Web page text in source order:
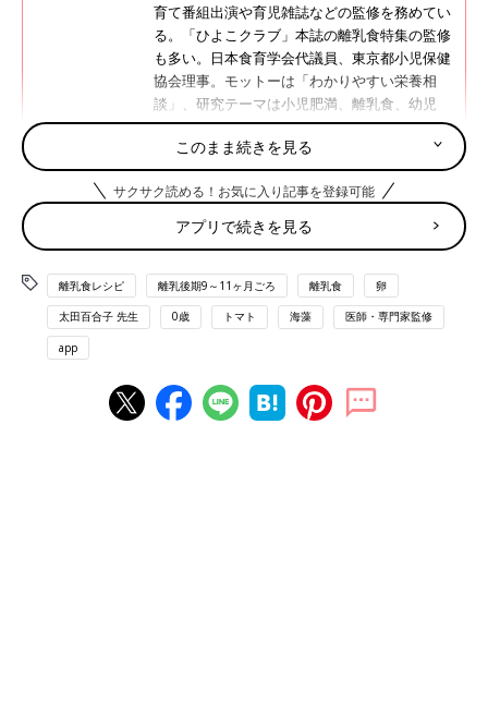
育て番組出演や育児雑誌などの監修を務めてい
る。「ひよこクラブ」本誌の離乳食特集の監修
も多い。日本食育学会代議員、東京都小児保健
協会理事。モットーは「わかりやすい栄養相
談」、研究テーマは小児肥満、離乳食、幼児
食。
太田百合子先生の監修記事・書籍
調理前にお読みください＜離乳食のお約束＞
離乳食の「下ごしらえ」の方法はここから確認してください
もずくとトマトの卵スープ レシピ
このまま続きを見る
サクサク読める！お気に入り記事を登録可能
アプリで続きを見る
離乳食レシピ 離乳後期9～11ヶ月ごろ 離乳食 卵
太田百合子 先生 0歳 トマト 海藻 医師・専門家監修
app